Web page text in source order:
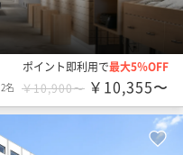
ポイント即利用で最大5％OFF
2名 ￥10,900〜 ￥10,355〜